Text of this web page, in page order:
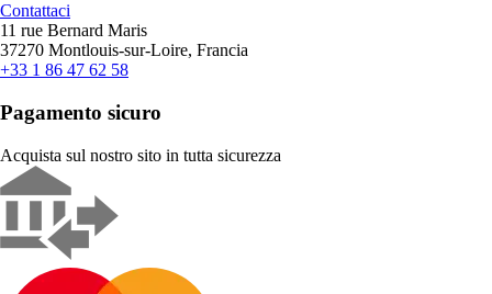
Contattaci
11 rue Bernard Maris
37270 Montlouis-sur-Loire, Francia
+33 1 86 47 62 58
Pagamento sicuro
Acquista sul nostro sito in tutta sicurezza